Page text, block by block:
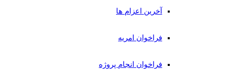
آخرین اعزام ها
فراخوان امریه
فراخوان انجام پروژه